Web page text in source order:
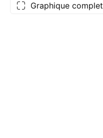
Graphique complet